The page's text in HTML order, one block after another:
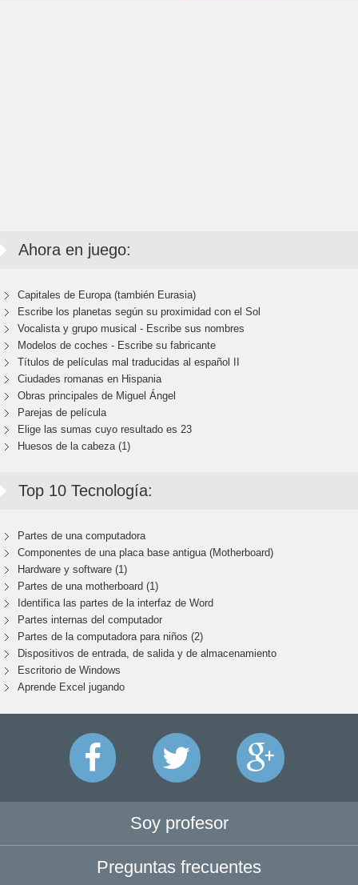
Ahora en juego:
Capitales de Europa (también Eurasia)
Escribe los planetas según su proximidad con el Sol
Vocalista y grupo musical - Escribe sus nombres
Modelos de coches - Escribe su fabricante
Títulos de películas mal traducidas al español II
Ciudades romanas en Hispania
Obras principales de Miguel Ángel
Parejas de película
Elige las sumas cuyo resultado es 23
Huesos de la cabeza (1)
Top 10 Tecnología:
Partes de una computadora
Componentes de una placa base antigua (Motherboard)
Hardware y software (1)
Partes de una motherboard (1)
Identifica las partes de la interfaz de Word
Partes internas del computador
Partes de la computadora para niños (2)
Dispositivos de entrada, de salida y de almacenamiento
Escritorio de Windows
Aprende Excel jugando
Soy profesor
Preguntas frecuentes